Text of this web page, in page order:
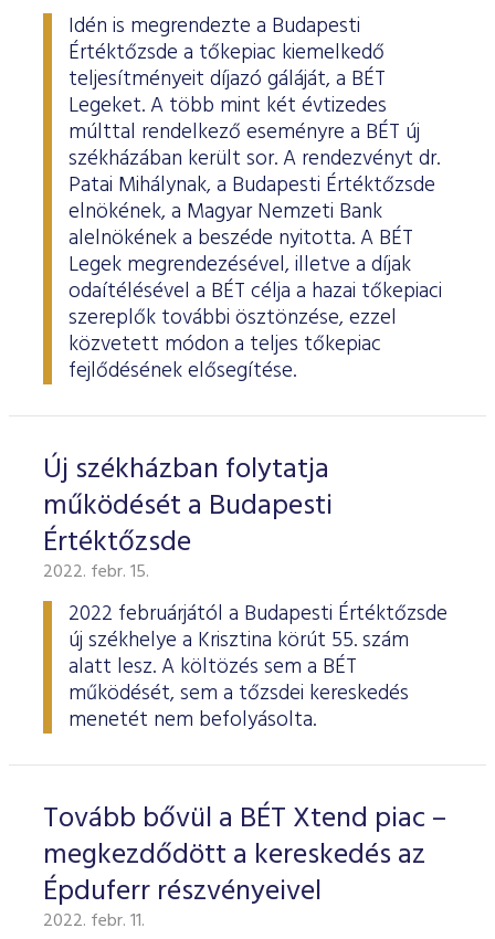
Idén is megrendezte a Budapesti
Értéktőzsde a tőkepiac kiemelkedő
teljesítményeit díjazó gáláját, a BÉT
Legeket. A több mint két évtizedes
múlttal rendelkező eseményre a BÉT új
székházában került sor. A rendezvényt dr.
Patai Mihálynak, a Budapesti Értéktőzsde
elnökének, a Magyar Nemzeti Bank
alelnökének a beszéde nyitotta. A BÉT
Legek megrendezésével, illetve a díjak
odaítélésével a BÉT célja a hazai tőkepiaci
szereplők további ösztönzése, ezzel
közvetett módon a teljes tőkepiac
fejlődésének elősegítése.
Új székházban folytatja
működését a Budapesti
Értéktőzsde
2022. febr. 15.
2022 februárjától a Budapesti Értéktőzsde
új székhelye a Krisztina körút 55. szám
alatt lesz. A költözés sem a BÉT
működését, sem a tőzsdei kereskedés
menetét nem befolyásolta.
Tovább bővül a BÉT Xtend piac –
megkezdődött a kereskedés az
Épduferr részvényeivel
2022. febr. 11.